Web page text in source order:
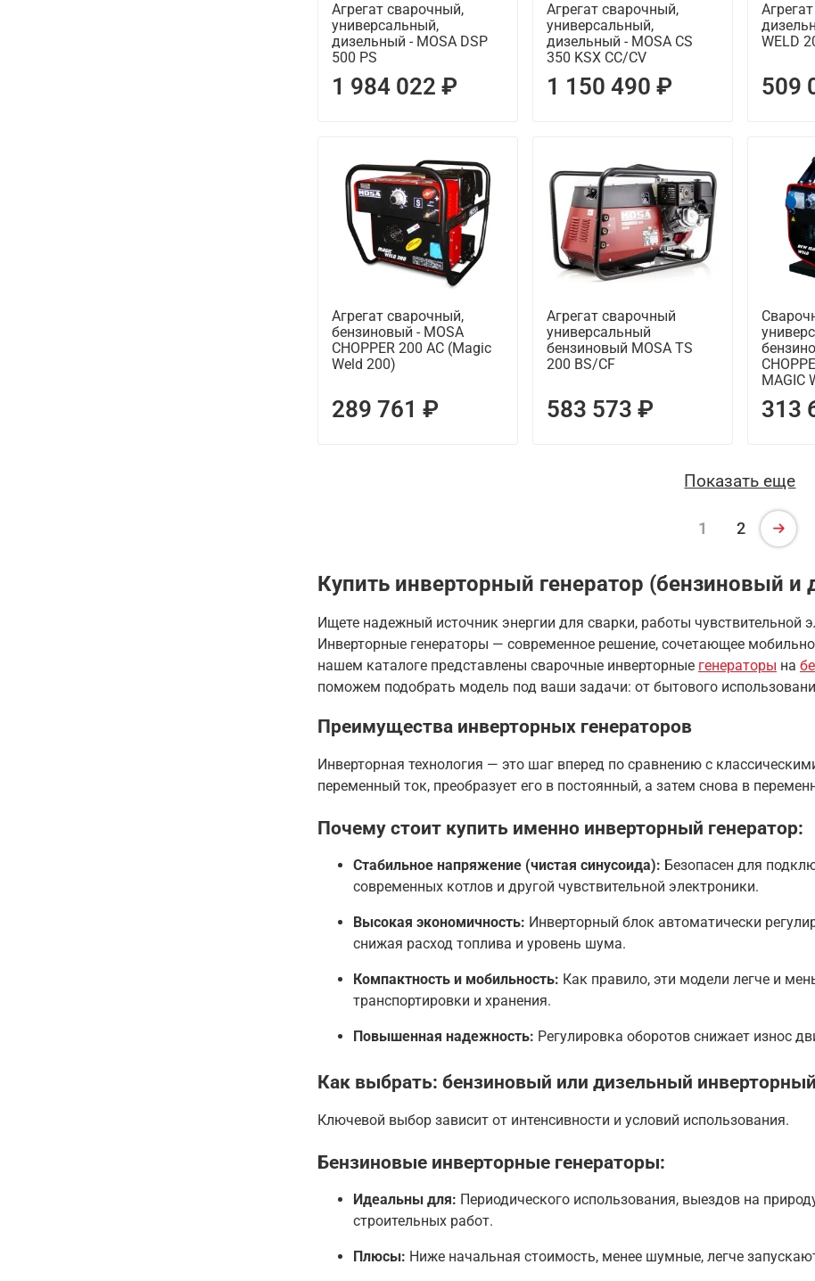
Агрегат сварочный,
универсальный,
дизельный - MOSA DSP
500 PS
1 984 022 ₽
Агрегат сварочный,
универсальный,
дизельный - MOSA CS
350 KSX CC/CV
1 150 490 ₽
WELD
509
Агрегат сварочный,
бензиновый - MOSA
CHOPPER 200 AC (Magic
Weld 200)
289 761 ₽
Агрегат сварочный
универсальный
бензиновый MOSA TS
200 BS/CF
583 573 ₽
MAGIC
313
Показать еще
1 2
Купить инверторный генератор (бензиновый
Ищете надежный источник энергии для сварки, работы чувствительной
Инверторные генераторы — современное решение, сочетающее
нашем каталоге представлены сварочные инверторные генераторы на
поможем подобрать модель под ваши задачи: от бытового
Преимущества инверторных генераторов
Инверторная технология — это шаг вперед по сравнению с
переменный ток, преобразует его в постоянный, а затем снова в
Почему стоит купить именно инверторный генератор:
Стабильное напряжение (чистая синусоида): Безопасен для
современных котлов и другой чувствительной электроники.
Высокая экономичность: Инверторный блок автоматически
снижая расход топлива и уровень шума.
Компактность и мобильность: Как правило, эти модели легче и
транспортировки и хранения.
Повышенная надежность: Регулировка оборотов снижает износ
Как выбрать: бензиновый или дизельный инверторный
Ключевой выбор зависит от интенсивности и условий использования.
Бензиновые инверторные генераторы:
Идеальны для: Периодического использования, выездов на
строительных работ.
Плюсы: Ниже начальная стоимость, менее шумные, легче